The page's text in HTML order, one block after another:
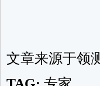
文章来源于领